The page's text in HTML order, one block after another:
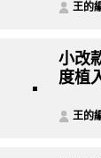
王的
小改
度植
王的